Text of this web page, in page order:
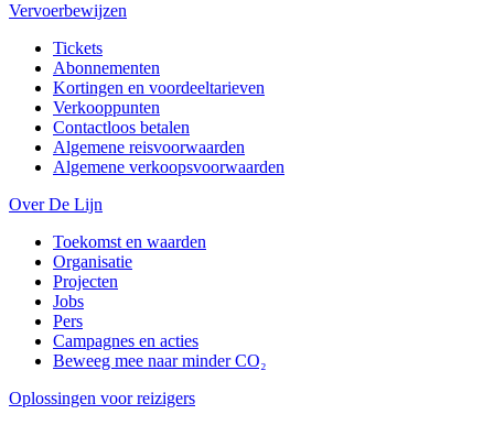
Vervoerbewijzen
Tickets
Abonnementen
Kortingen en voordeeltarieven
Verkooppunten
Contactloos betalen
Algemene reisvoorwaarden
Algemene verkoopsvoorwaarden
Over De Lijn
Toekomst en waarden
Organisatie
Projecten
Jobs
Pers
Campagnes en acties
Beweeg mee naar minder CO₂
Oplossingen voor reizigers